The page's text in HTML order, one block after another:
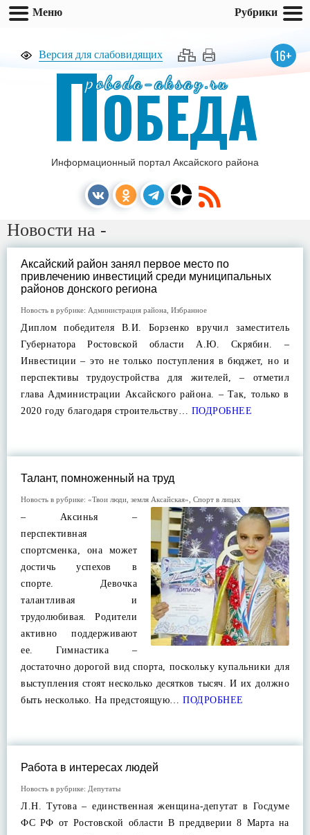
Версия для слабовидящих 16+
pobeda-aksay.ru
ПОБЕДА
Информационный портал Аксайского района
Новости на -
Аксайский район занял первое место по
привлечению инвестиций среди муниципальных
районов донского региона
Новость в рубрике: Администрация района Избранное
Диплом победителя В.И. Борзенко вручил заместитель
Губернатора Ростовской области А.Ю. Скрябин. –
Инвестиции – это не только поступления в бюджет, но и
перспективы трудоустройства для жителей, – отметил
глава Администрации Аксайского района. – Так, только в
2020 году благодаря строительству… ПОДРОБНЕЕ
Талант, помноженный на труд
Новость в рубрике: «Твои люди, земля Аксайская» Спорт в лицах
– Аксинья –
перспективная
спортсменка, она может
достичь успехов в
спорте. Девочка
талантливая и
трудолюбивая. Родители
активно поддерживают
ее. Гимнастика –
достаточно дорогой вид спорта, поскольку купальники для
выступления стоят несколько десятков тысяч. И их должно
быть несколько. На предстоящую… ПОДРОБНЕЕ
Работа в интересах людей
Новость в рубрике: Депутаты
Л.Н. Тутова – единственная женщина-депутат в Госдуме
ФС РФ от Ростовской области В преддверии 8 Марта на
Меню Рубрики